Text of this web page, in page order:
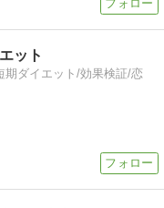
ット
期ダイエット/効果検証/恋